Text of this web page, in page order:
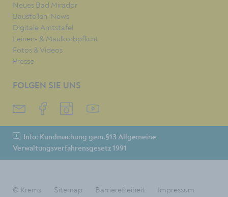
Neues Bad Mirador
Baustellen-News
Digitale Amtstafel
Leinen- & Maulkorbpflicht
Fotos & Videos
Presse
FOLGEN SIE UNS
Info: Kundmachung gem.§13 Allgemeine
Verwaltungsverfahrensgesetz 1991
© Krems Sitemap Barrierefreiheit Impressum